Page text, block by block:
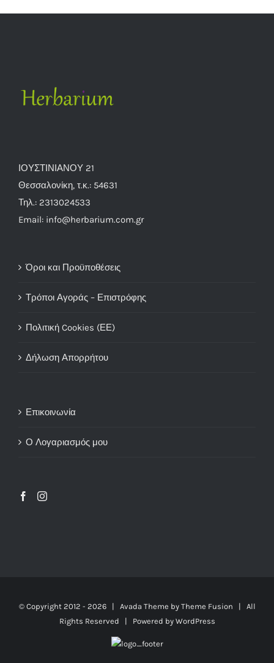
ΙΟΥΣΤΙΝΙΑΝΟΥ 21
Θεσσαλονίκη, τ.κ.: 54631
Τηλ.: 2313024533
Email: info@herbarium.com.gr
Όροι και Προϋποθέσεις
Τρόποι Αγοράς – Επιστρόφης
Πολιτική Cookies (ΕΕ)
Δήλωση Απορρήτου
Επικοινωνία
Ο Λογαριασμός μου
© Copyright 2012 - 2026 | Avada Theme by Theme Fusion | All
Rights Reserved | Powered by WordPress